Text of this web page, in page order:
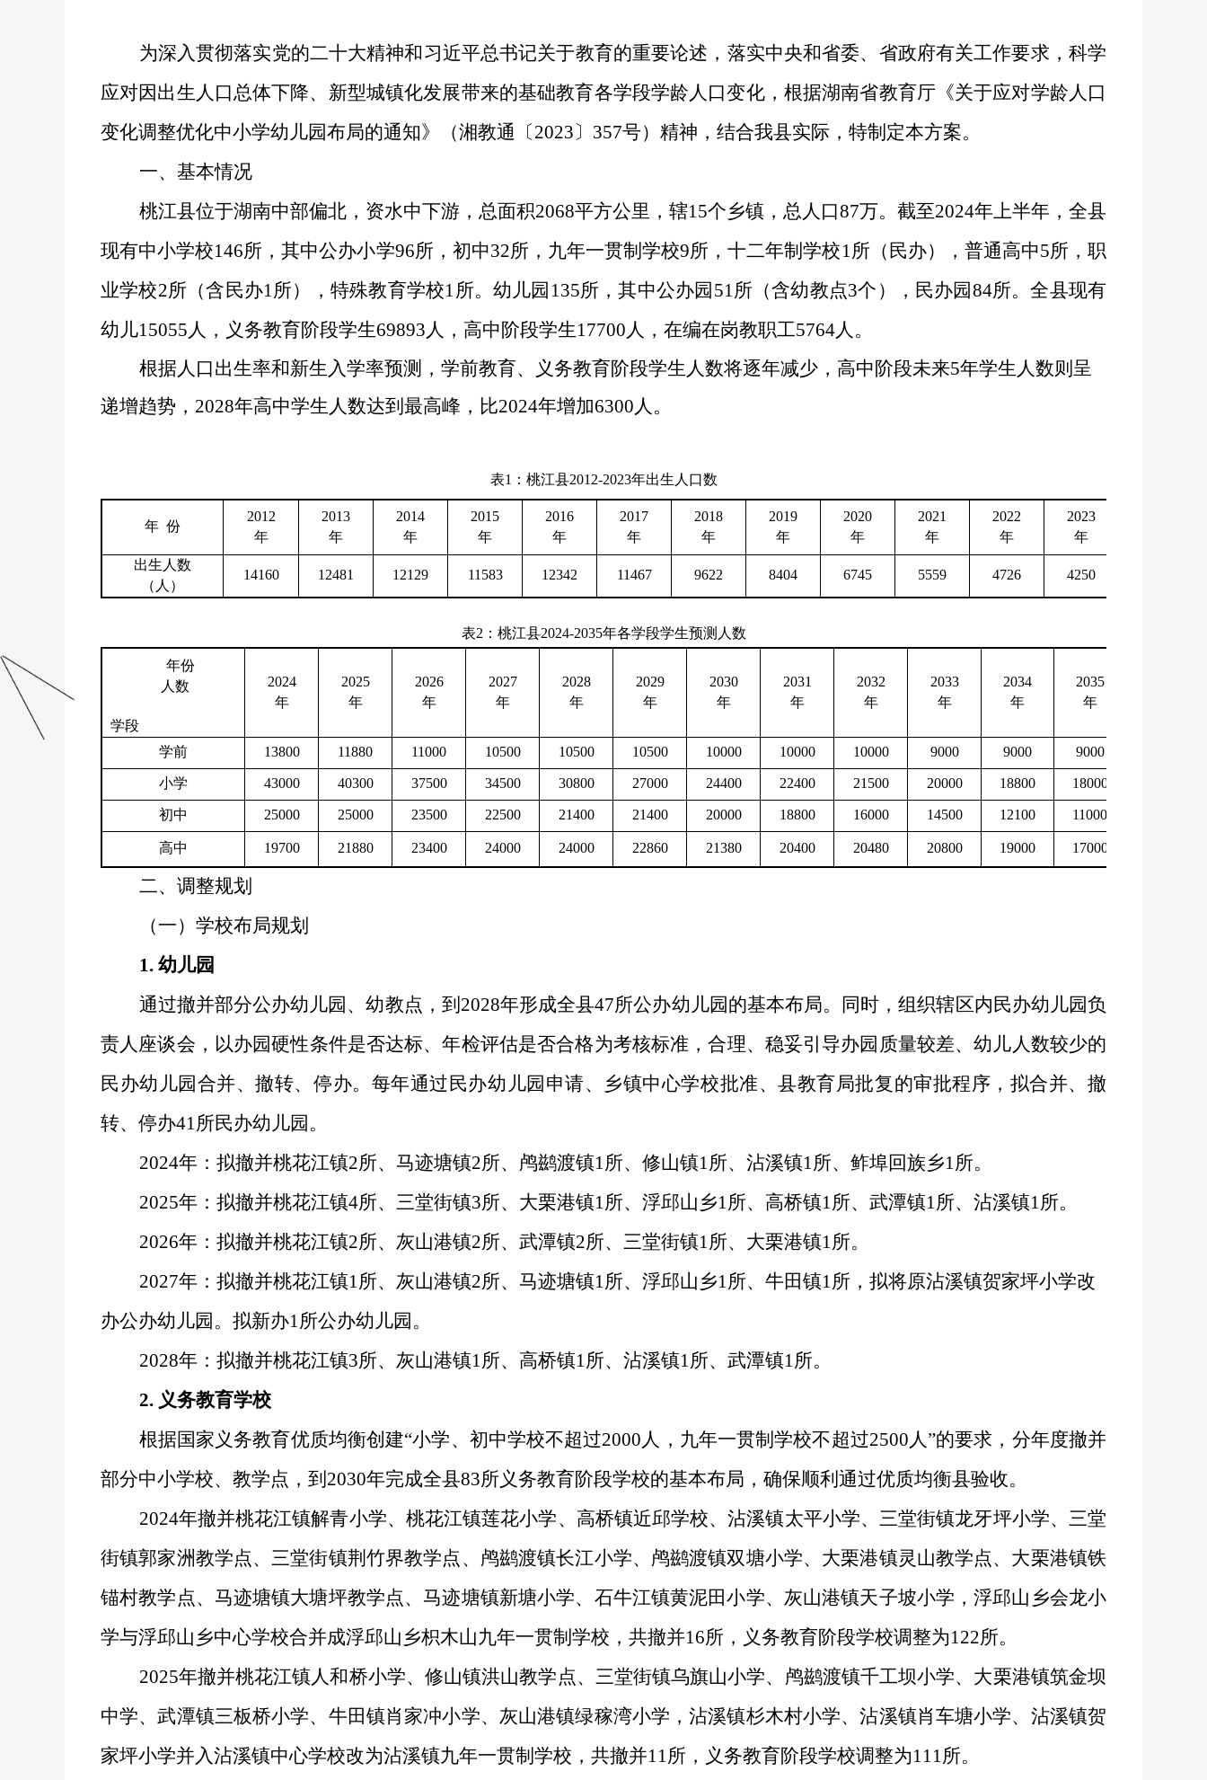
为深入贯彻落实党的二十大精神和习近平总书记关于教育的重要论述，落实中央和省委、省政府有关工作要求，科学
应对因出生人口总体下降、新型城镇化发展带来的基础教育各学段学龄人口变化，根据湖南省教育厅《关于应对学龄人口
变化调整优化中小学幼儿园布局的通知》（湘教通〔2023〕 357号）精神，结合我县实际，特制定本方案。
一、基本情况
桃江县位于湖南中部偏北，资水中下游，总面积2068平方公里，辖15个乡镇，总人口87万。 截至2024年上半年，全县
现有中小学校146所，其中公办小学96所，初中32所，九年一贯制学校9所，十二年制学校1所（民办），普通高中5所，职
业学校2所（含民办1所），特殊教育学校1所。 幼儿园 135所，其中公办园 51所（含幼教点3个），民办园84所。全县现有
幼儿15055人，义务教育阶段学生69893人，高中阶段学生17700人，在编在岗教职工5764人。
根据人口出生率和新生入学率预测 ，学前教育、义务教育阶段学生人数将逐年减少，高中阶段未来5年学生人数则呈
递增趋势 ， 2028年高中学生人数达到 最高峰 ，比2024年增加6300人。
表1 ：桃江县2012-2023年出生人口数
年 份
2012
年
2013
年
2014
年
2015
年
2016
年
2017
年
2018
年
2019
年
2020
年
2021
年
2022
年
2023
年
出生人数
（人）
14160 12481 12129 11583 12342 11467 9622 8404 6745 5559 4726 4250
表2 ：桃江县2024-2035年各学段学生预测 人数
年份
人数
学段
2024
年
2025
年
2026
年
2027
年
2028
年
2029
年
2030
年
2031
年
2032
年
2033
年
2034
年
2035
年
学前 13800 11880 11000 10500 10500 10500 10000 10000 10000 9000 9000 9000
小学 43000 40300 37500 34500 30800 27000 24400 22400 21500 20000 18800 18000
初中 25000 25000 23500 22500 21400 21400 20000 18800 16000 14500 12100 11000
高中 19700 21880 23400 24000 24000 22860 21380 20400 20480 20800 19000 17000
二、调整规划
（一）学校布局规划
1. 幼儿园
通过撤并部分公办幼儿园、幼教点，到 2028年形成全县47所公办幼儿园的基本布局。同时，组织辖区内民办幼儿园负
责人座谈会 ， 以办园硬性条件是否达标、年检评估是否合格为考核标准 ，合理、稳妥引导办园质量较差、幼儿人数较少的
民办幼儿园合并、撤转、停办。每年通过民办幼儿园申请、乡镇中心学校批准、县教育局批复的审批程序 ，拟合并、撤
转、停办41所民办幼儿园。
2024年：拟撤并桃花江镇2所、马迹塘镇2所、鸬鹚渡镇1所、修山镇1所、沾溪镇1所、鲊埠回族乡1所。
2025年：拟撤并桃花江镇4所、三堂街镇3所、大栗港镇1所、浮邱山乡1所、高桥镇1所、武潭镇1所、沾溪镇1所。
2026年：拟撤并桃花江镇2所、灰山港镇2所、武潭镇2所、三堂街镇1所、大栗港镇1所。
2027年：拟撤并桃花江镇1所、灰山港镇2所、马迹塘镇1所、浮邱山乡1所、牛田镇1所，拟将原沾溪镇贺家坪小学改
办公办幼儿园。拟新办1所公办幼儿园。
2028年：拟撤并桃花江镇3所、灰山港镇1所、高桥镇1所、沾溪镇1所、武潭镇1所。
2. 义务教育学校
根据国家义务教育优质均衡创建“小学、初中学校不超过2000人，九年一贯制学校不超过2500人”的要求， 分年度撤并
部分中小学校、教学点，到 2030年完成全县83所义务教育阶段学校的基本布局，确保顺利通过优质均衡县验收。
2024年撤并桃花江镇解青小学、桃花江镇莲花小学、高桥镇近邱学校、沾溪镇太平小学、三堂街镇龙牙坪小学、三堂
街镇郭家洲教学点、三堂街镇荆竹界教学点、鸬鹚渡镇长江小学、鸬鹚渡镇双塘小学、大栗港镇灵山教学点、大栗港镇铁
锚村教学点、马迹塘镇大塘坪教学点、马迹塘镇新塘小学、石牛江镇黄泥田小学、灰山港镇天子坡小学，浮邱山乡会龙小
学与浮邱山乡中心学校合并成浮邱山乡枳木山九年一贯制学校，共撤并16所，义务教育阶段学校调整为122所。
2025年撤并桃花江镇人和桥小学、修山镇洪山教学点、三堂街镇乌旗山小学、鸬鹚渡镇千工坝小学、大栗港镇筑金坝
中学、武潭镇三板桥小学、牛田镇肖家冲小学、灰山港镇绿稼湾小学，沾溪镇杉木村小学、沾溪镇肖车塘小学、沾溪镇贺
家坪小学并入沾溪镇中心学校改为沾溪镇九年一贯制学校，共撤并11所，义务教育阶段学校调整为111所。